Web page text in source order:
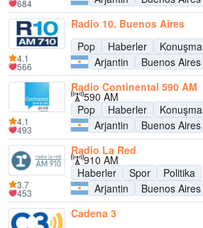
684
Radio 10, Buenos Aires
Pop
Haberler Konuşma
Arjantin
Buenos Aires
4.1
566
Radio Continental 590 AM
590 AM
Pop
Haberler
Konuşma
Arjantin
Buenos Aires
4.1
493
Radio La Red
910 AM
Haberler
Spor
Politika
Arjantin
Buenos Aires
3.7
453
Cadena 3